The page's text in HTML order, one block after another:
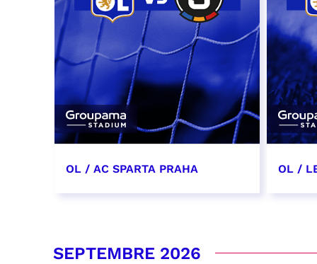
OL / AC SPARTA PRAHA OL /
SEPTEMBRE 2026